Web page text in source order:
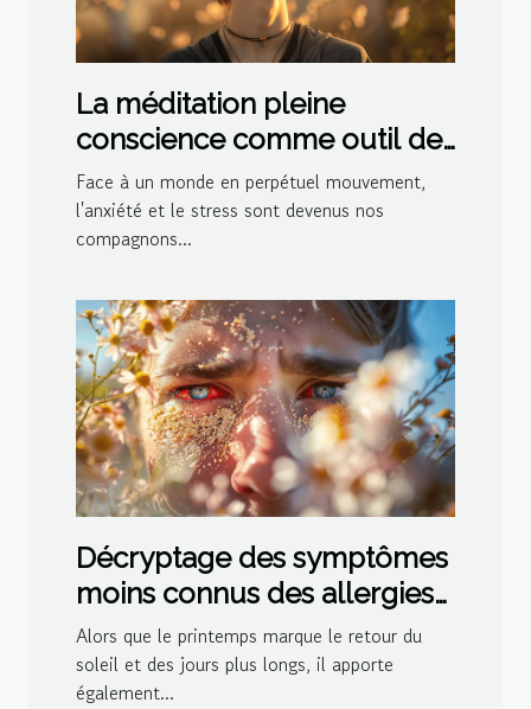
La méditation pleine
conscience comme outil de
gestion de l'anxiété et du
stress
Face à un monde en perpétuel mouvement,
l'anxiété et le stress sont devenus nos
compagnons...
Décryptage des symptômes
moins connus des allergies
printanières
Alors que le printemps marque le retour du
soleil et des jours plus longs, il apporte
également...